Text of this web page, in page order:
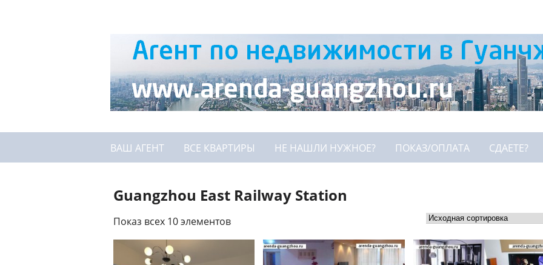
ВАШ АГЕНТ ВСЕ КВАРТИРЫ НЕ НАШЛИ НУЖНОЕ? ПОКАЗ/ОПЛАТА СДАЕТЕ?
Guangzhou East Railway Station
Показ всех 10 элементов